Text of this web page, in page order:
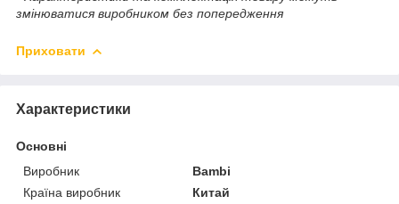
змінюватися виробником без попередження
Приховати
Характеристики
Основні
Виробник
Bambi
Країна виробник
Китай